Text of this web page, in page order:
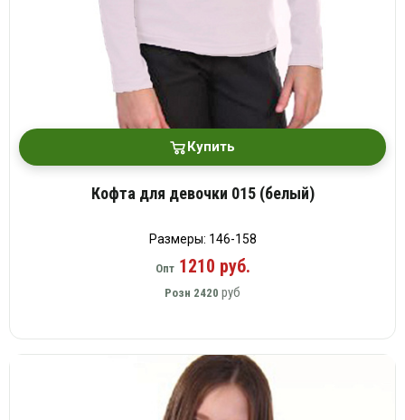
Купить
Кофта для девочки 015 (белый)
Размеры: 146-158
Опт1210 руб.
Розн 2420 руб